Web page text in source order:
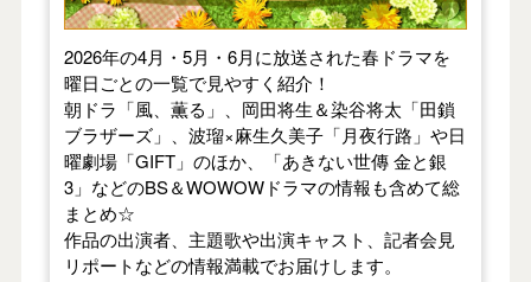
2026年の4月・5月・6月に放送された春ドラマを
曜日ごとの一覧で見やすく紹介！
朝ドラ「風、薫る」、岡田将生＆染谷将太「田鎖
ブラザーズ」、波瑠×麻生久美子「月夜行路」や日
曜劇場「GIFT」のほか、「あきない世傳 金と銀
3」などのBS＆WOWOWドラマの情報も含めて総
まとめ☆
作品の出演者、主題歌や出演キャスト、記者会見
リポートなどの情報満載でお届けします。